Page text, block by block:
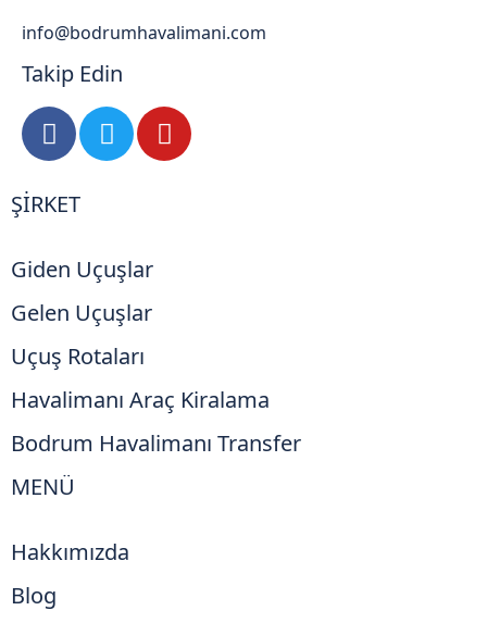
info@bodrumhavalimani.com
Takip Edin
ŞİRKET
Giden Uçuşlar
Gelen Uçuşlar
Uçuş Rotaları
Havalimanı Araç Kiralama
Bodrum Havalimanı Transfer
MENÜ
Hakkımızda
Blog